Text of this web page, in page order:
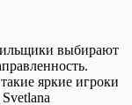
выбирают
яркие игроки